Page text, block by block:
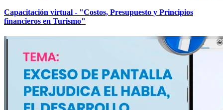
Capacitación virtual - "Costos, Presupuesto y Principios
financieros en Turismo"